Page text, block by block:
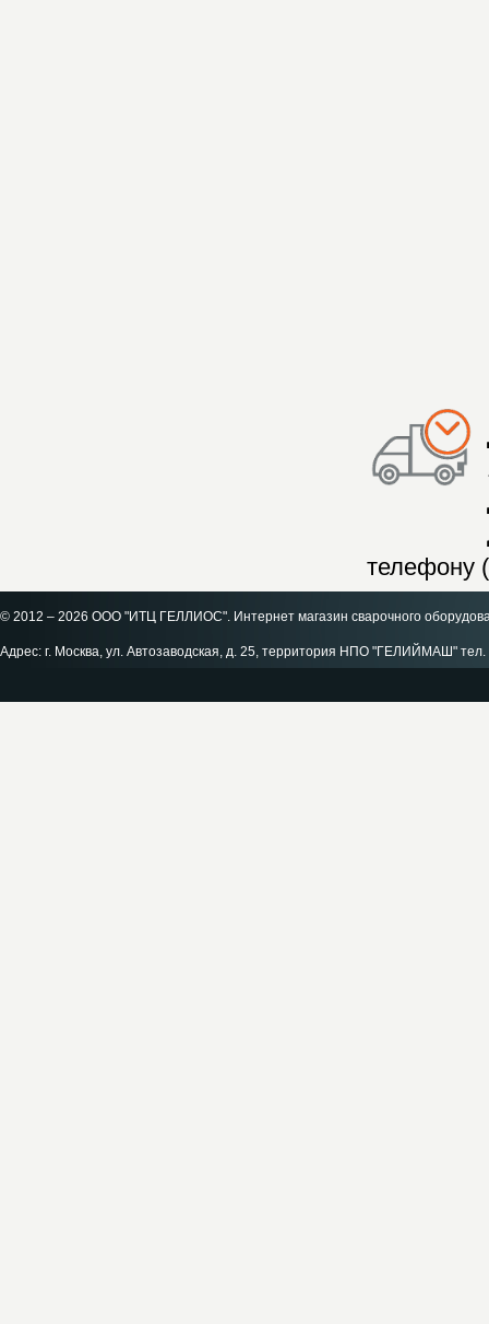
телефону
© 2012 – 2026 ООО "ИТЦ ГЕЛЛИОС". Интернет магазин сварочного
Адрес: г. Москва, ул. Автозаводская, д. 25, территория НПО "ГЕЛИЙМАШ"